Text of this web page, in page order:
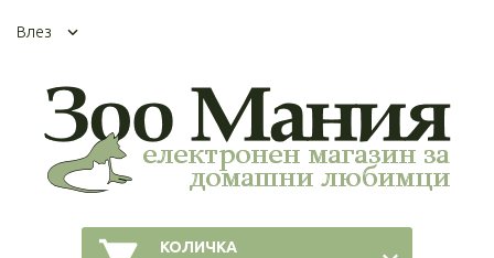
Влез
КОЛИЧКА